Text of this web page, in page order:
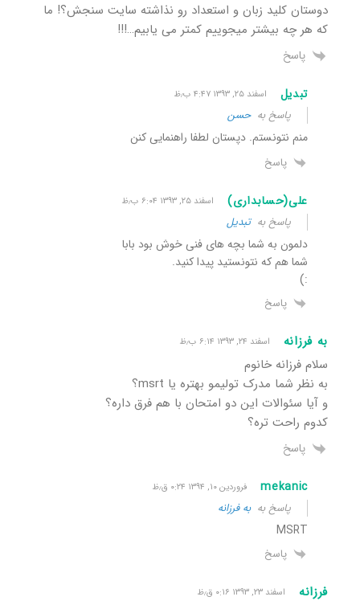
دوستان کلید زبان و استعداد رو نذاشته سایت سنجش؟! ما
که هر چه بیشتر میجوییم کمتر می یابیم…!!!
پاسخ
تبدیل اسفند ۲۵, ۱۳۹۳ ۴:۴۷ ب٫ظ
پاسخ بهحسن
منم نتونستم. دپستان لطفا راهنمایی کنن
پاسخ
علی(حسابداری) اسفند ۲۵, ۱۳۹۳ ۶:۰۴ ب٫ظ
پاسخ بهتبدیل
دلمون به شما بچه های فنی خوش بود بابا
شما هم که نتونستید پیدا کنید.
:)
پاسخ
به فرزانه اسفند ۲۴, ۱۳۹۳ ۶:۱۴ ب٫ظ
سلام فرزانه خانوم
به نظر شما مدرک تولیمو بهتره یا msrt؟
و آیا سئوالات این دو امتحان با هم فرق داره؟
کدوم راحت تره؟
پاسخ
mekanic فروردین ۱۰, ۱۳۹۴ ۰:۲۴ ق٫ظ
پاسخ بهبه فرزانه
MSRT
پاسخ
فرزانه اسفند ۲۳, ۱۳۹۳ ۰:۱۶ ق٫ظ